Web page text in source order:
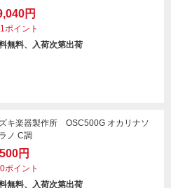
円
ポイント
無料、入荷次第出荷
キ楽器製作所 OSC500G オカリナソ
ノ C調
円
ポイント
無料、入荷次第出荷